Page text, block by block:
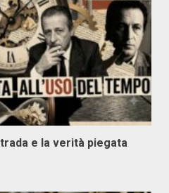
e la verità piegata